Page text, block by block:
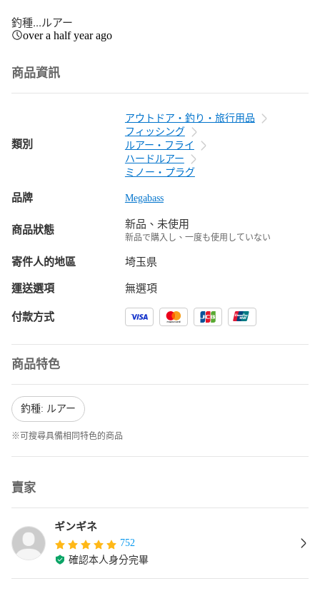
釣種...ルアー
over a half year ago
商品資訊
類別
アウトドア・釣り・旅行用品
フィッシング
ルアー・フライ
ハードルアー
ミノー・プラグ
品牌 Megabass
商品狀態 新品、未使用
新品で購入し、一度も使用していない
寄件人的地區 埼玉県
運送選項 無選項
付款方式
商品特色
釣種: ルアー
※可搜尋具備相同特色的商品
賣家
ギンギネ
752
確認本人身分完畢